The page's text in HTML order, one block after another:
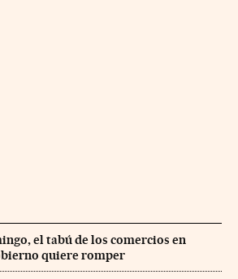
el tabú de los comercios en
quiere romper